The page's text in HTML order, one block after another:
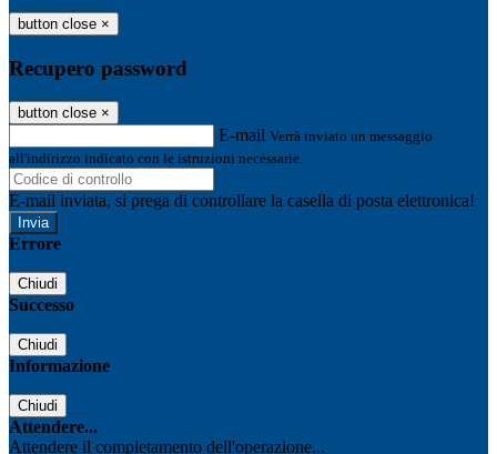
button close ×
Recupero password
button close ×
E-mail Verrà inviato un messaggio
all'indirizzo indicato con le istruzioni necessarie.
E-mail inviata, si prega di controllare la casella di posta elettronica!
Errore
Chiudi
Successo
Chiudi
Informazione
Chiudi
Attendere...
Attendere il completamento dell'operazione...